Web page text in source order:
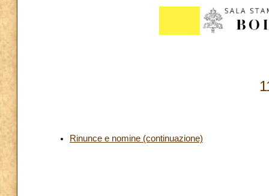
Rinunce e nomine (continuazione)